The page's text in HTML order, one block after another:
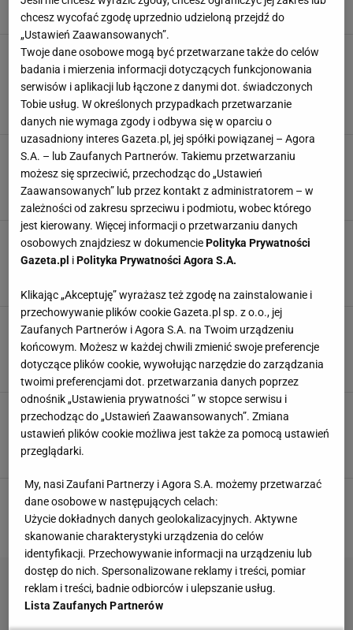
TORBA TORBA PODRÓŻNA TOREBKA TOREBKA DAMSKA
Wygląda jak od drogiego projektanta, a
kupiłam ją za 99 zł w Mohito. Ideał do pracy i
na co dzień
CZARNA TOREBKA TOREBKA TOREBKA DAMSKA
TOREBKA DO PRACY
Kultowa torebka od polskiej marki znów w
Biedronce. Pakowny model z "klasą" - top 1
elegantek. A w CA?
BIEDRONKA MONNARI OKAZJE
Torebka marki Lasocki momentalnie znika z
półek. Polki wybrały ją na HIT jesieni. Też w
Taranko, Answear
Francuski projektant nie powstydziłby się tej
torebki Gino Rossi. Definicja szyku, a podobne
ma Guess i Aldo
ELEGANCKIE TOREBKI GINO ROSSI SHOPPERKI TOREBKA
Torebka z Biedronki podbija serca tylowych
Polek! To kultowy model od polskiej marki. Co
w CCC?
2 3 4 5 NASTĘPNA
chcesz wycofać zgodę uprzednio udzieloną przejdź do
„Ustawień Zaawansowanych”.
Twoje dane osobowe mogą być przetwarzane także do celów
badania i mierzenia informacji dotyczących funkcjonowania
serwisów i aplikacji lub łączone z danymi dot. świadczonych
Tobie usług. W określonych przypadkach przetwarzanie
danych nie wymaga zgody i odbywa się w oparciu o
uzasadniony interes Gazeta.pl, jej spółki powiązanej – Agora
S.A. – lub Zaufanych Partnerów. Takiemu przetwarzaniu
możesz się sprzeciwić, przechodząc do „Ustawień
Zaawansowanych” lub przez kontakt z administratorem – w
zależności od zakresu sprzeciwu i podmiotu, wobec którego
jest kierowany. Więcej informacji o przetwarzaniu danych
osobowych znajdziesz w dokumencie Polityka Prywatności
Gazeta.pl i Polityka Prywatności Agora S.A.
Klikając „Akceptuję” wyrażasz też zgodę na zainstalowanie i
przechowywanie plików cookie Gazeta.pl sp. z o.o., jej
Zaufanych Partnerów i Agora S.A. na Twoim urządzeniu
końcowym. Możesz w każdej chwili zmienić swoje preferencje
dotyczące plików cookie, wywołując narzędzie do zarządzania
twoimi preferencjami dot. przetwarzania danych poprzez
odnośnik „Ustawienia prywatności ” w stopce serwisu i
przechodząc do „Ustawień Zaawansowanych”. Zmiana
ustawień plików cookie możliwa jest także za pomocą ustawień
przeglądarki.
My, nasi Zaufani Partnerzy i Agora S.A. możemy przetwarzać
dane osobowe w następujących celach:
Użycie dokładnych danych geolokalizacyjnych. Aktywne
skanowanie charakterystyki urządzenia do celów
identyfikacji. Przechowywanie informacji na urządzeniu lub
dostęp do nich. Spersonalizowane reklamy i treści, pomiar
reklam i treści, badnie odbiorców i ulepszanie usług.
Lista Zaufanych Partnerów